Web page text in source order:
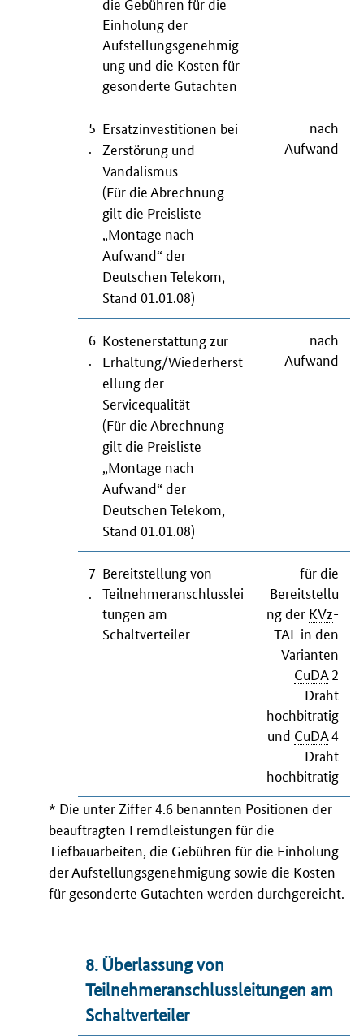
Einholung der
Aufstellungsgenehmig
ung und die Kosten für
gesonderte Gutachten
5 Ersatzinvestitionen bei
Zerstörung und
Vandalismus
(Für die Abrechnung
gilt die Preisliste
„Montage nach
Aufwand“ der
Deutschen Telekom,
Stand 01.01.08)
nach
Aufwand
6 Kostenerstattung zur
Erhaltung/Wiederherst
ellung der
Servicequalität
(Für die Abrechnung
gilt die Preisliste
„Montage nach
Aufwand“ der
Deutschen Telekom,
Stand 01.01.08)
nach
Aufwand
7 Bereitstellung von
Teilnehmeranschlusslei
tungen am
Schaltverteiler
für die
Bereitstellu
ng der KVz-
TAL in den
Varianten
CuDA 2
Draht
hochbitratig
und CuDA4
Draht
hochbitratig
* Die unter Ziffer 4.6 benannten Positionen der
beauftragten Fremdleistungen für die
Tiefbauarbeiten, die Gebühren für die Einholung
der Aufstellungsgenehmigung sowie die Kosten
für gesonderte Gutachten werden durchgereicht.
8. Überlassung von
Teilnehmeranschlussleitungen am
Schaltverteiler